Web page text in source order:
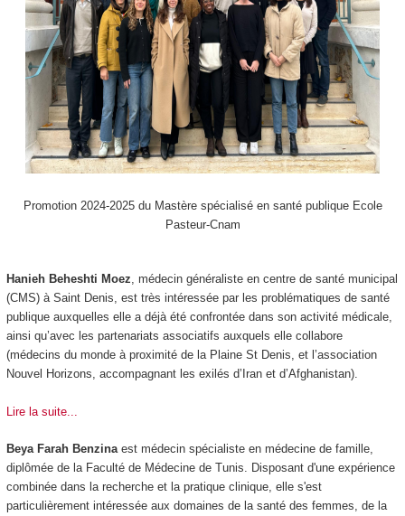
Promotion 2024-2025 du Mastère spécialisé en santé publique Ecole
Pasteur-Cnam
Hanieh Beheshti Moez, médecin généraliste en centre de santé municipal
(CMS) à Saint Denis, est très intéressée par les problématiques de santé
publique auxquelles elle a déjà été confrontée dans son activité médicale,
ainsi qu’avec les partenariats associatifs auxquels elle collabore
(médecins du monde à proximité de la Plaine St Denis, et l’association
Nouvel Horizons, accompagnant les exilés d’Iran et d’Afghanistan).
Lire la suite...
Beya Farah Benzinaest médecin spécialiste en médecine de famille,
diplômée de la Faculté de Médecine de Tunis. Disposant d'une expérience
combinée dans la recherche et la pratique clinique, elle s'est
particulièrement intéressée aux domaines de la santé des femmes, de la